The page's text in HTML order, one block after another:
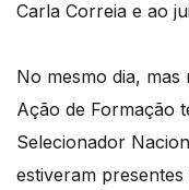
Carla Correia e ao
No mesmo dia,
Ação de Formação
Selecionador
estiveram